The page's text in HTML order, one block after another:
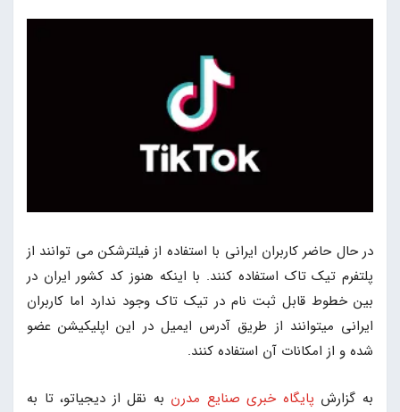
در حال حاضر کاربران ایرانی با استفاده از فیلترشکن می توانند از
پلتفرم تیک تاک استفاده کنند. با اینکه هنوز کد کشور ایران در
بین خطوط قابل ثبت نام در تیک تاک وجود ندارد اما کاربران
ایرانی میتوانند از طریق آدرس ایمیل در این اپلیکیشن عضو
شده و از امکانات آن استفاده کنند.
به گزارش پایگاه خبری صنایع مدرن به نقل از دیجیاتو، تا به